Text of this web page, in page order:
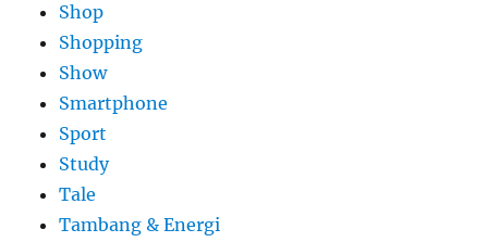
Shop
Shopping
Show
Smartphone
Sport
Study
Tale
Tambang & Energi